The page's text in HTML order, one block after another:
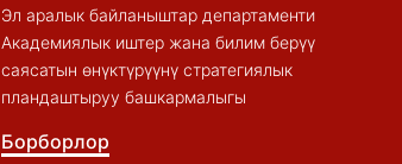
Эл аралык байланыштар департаменти
Академиялык иштер жана билим берүү
саясатын өнүктүрүүнү стратегиялык
пландаштыруу башкармалыгы
Борборлор